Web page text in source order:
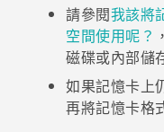
請參閱我該將
空間使用呢？
磁碟或內部儲
如果記憶卡上
再將記憶卡格